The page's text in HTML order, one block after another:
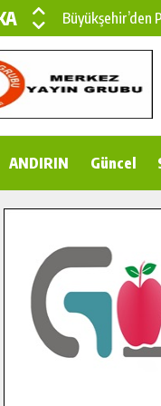
Büyükşehir’den
Büyükşehir’den
Çin’den KSÜ’ye
Gençler Pusula
İlçe Jandarma
Bertiz’in Yeni
ANDIRIN Güncel